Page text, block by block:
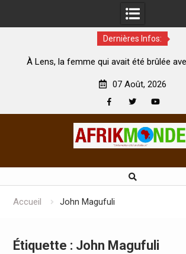
Dernières Infos:
qui avait été brûlée avec son bébé par
07 Août, 2026
Accueil John Magufuli
Étiquette : John Magufuli